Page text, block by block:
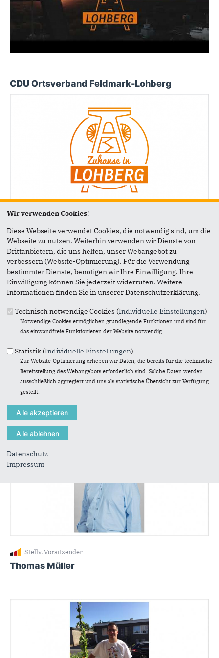
CDU Ortsverband Feldmark-Lohberg
Vorsitzender u. Mitgliederbeauftragter
Marc Bootmann
Stellv. Vorsitzender
Thomas Müller
Wir verwenden Cookies!
Diese Webseite verwendet Cookies, die notwendig sind, um die
Webseite zu nutzen. Weiterhin verwenden wir Dienste von
Drittanbietern, die uns helfen, unser Webangebot zu
verbessern (Website-Optimierung). Für die Verwendung
bestimmter Dienste, benötigen wir Ihre Einwilligung. Ihre
Einwilligung können Sie jederzeit widerrufen. Weitere
Informationen finden Sie in unserer Datenschutzerklärung.
Technisch notwendige Cookies (Individuelle Einstellungen)
Notwendige Cookies ermöglichen grundlegende Funktionen und sind für
das einwandfreie Funktionieren der Website notwendig.
Statistik (Individuelle Einstellungen)
Zur Website-Optimierung erheben wir Daten, die bereits für die technische
Bereitstellung des Webangebots erforderlich sind. Solche Daten werden
ausschließlich aggregiert und uns als statistische Übersicht zur Verfügung
gestellt.
Datenschutz
Impressum